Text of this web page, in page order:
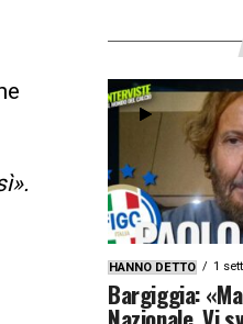
HANNO DETTO 1
Bargiggia: